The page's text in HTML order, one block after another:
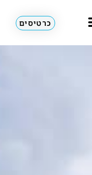
כרטיסים